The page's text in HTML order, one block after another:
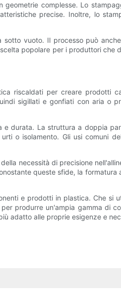
complesse. Lo
precise. Inoltre, lo
vuoto. Il processo può
popolare per i produttori che
riscaldati per creare prodotti
sigillati e gonfiati con aria o
durata. La struttura a doppia
o isolamento. Gli usi comuni
necessità di precisione
queste sfide, la
e prodotti in plastica. Che si
produrre un'ampia gamma di
adatto alle proprie esigenze e